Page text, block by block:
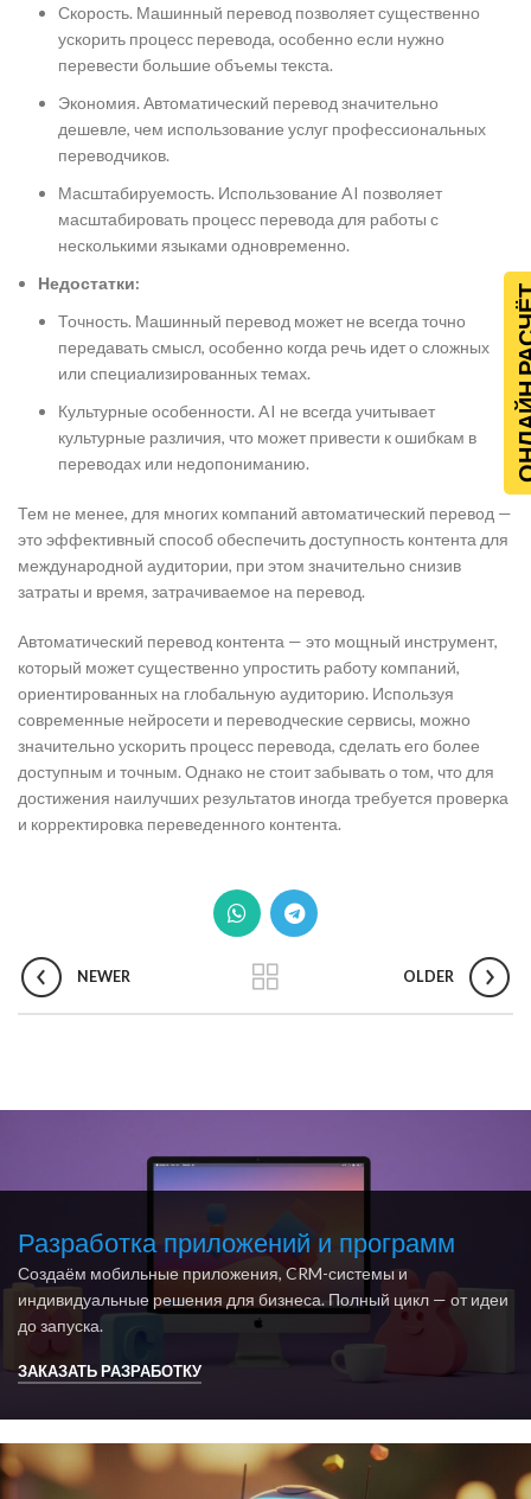
Скорость. Машинный перевод позволяет существенно
ускорить процесс перевода, особенно если нужно
перевести большие объемы текста.
Экономия. Автоматический перевод значительно
дешевле, чем использование услуг профессиональных
переводчиков.
Масштабируемость. Использование AI позволяет
масштабировать процесс перевода для работы с
несколькими языками одновременно.
Недостатки:
Точность. Машинный перевод может не всегда точно
передавать смысл, особенно когда речь идет о сложных
или специализированных темах.
Культурные особенности. AI не всегда учитывает
культурные различия, что может привести к ошибкам в
переводах или недопониманию.
Тем не менее, для многих компаний автоматический перевод —
это эффективный способ обеспечить доступность контента для
международной аудитории, при этом значительно снизив
затраты и время, затрачиваемое на перевод.
Автоматический перевод контента — это мощный инструмент,
который может существенно упростить работу компаний,
ориентированных на глобальную аудиторию. Используя
современные нейросети и переводческие сервисы, можно
значительно ускорить процесс перевода, сделать его более
доступным и точным. Однако не стоит забывать о том, что для
достижения наилучших результатов иногда требуется проверка
и корректировка переведенного контента.
NEWER OLDER
Разработка приложений и программ
Создаём мобильные приложения, CRM-системы и
индивидуальные решения для бизнеса. Полный цикл — от идеи
до запуска.
ЗАКАЗАТЬ РАЗРАБОТКУ